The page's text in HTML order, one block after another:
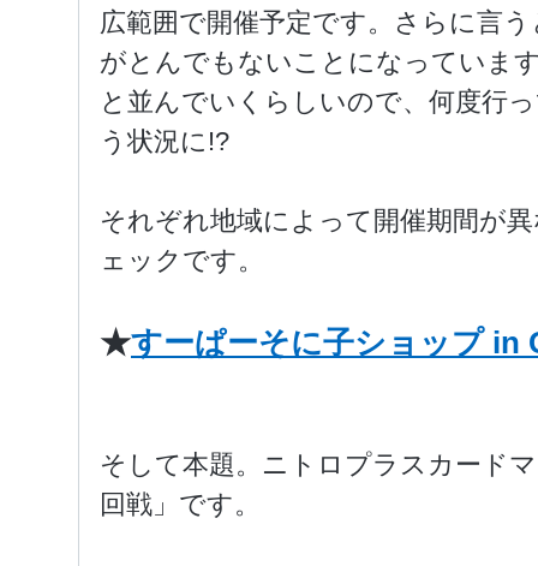
広範囲で開催予定です。さらに言
がとんでもないことになっていま
と並んでいくらしいので、何度行
う状況に!?
それぞれ地域によって開催期間が
ェックです。
★すーぱーそに子ショップ in
そして本題。ニトロプラスカード
回戦」です。